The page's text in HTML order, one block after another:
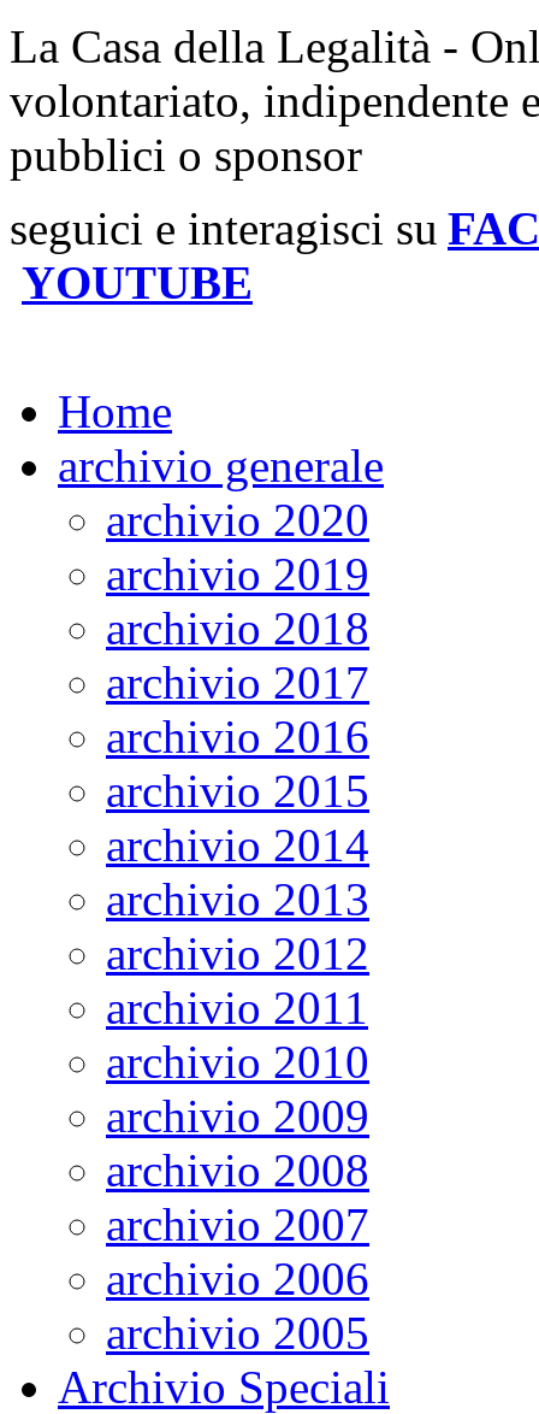
La Casa della Legalità -
volontariato, indipendente
pubblici o sponsor
seguici e interagisci su
YOUTUBE
Home
archivio generale
archivio 2020
archivio 2019
archivio 2018
archivio 2017
archivio 2016
archivio 2015
archivio 2014
archivio 2013
archivio 2012
archivio 2011
archivio 2010
archivio 2009
archivio 2008
archivio 2007
archivio 2006
archivio 2005
Archivio Speciali